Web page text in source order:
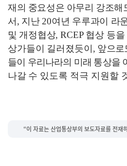
재의 중요성은 아무리 강조해
서 , 지난20여년 우루과이 라
및 개정협상, RCEP 협상 등
상가들이 길러졌듯이 , 앞으로
들이 우리나라의 미래 통상을
나갈 수 있도록 적극 지원할
“이 자료는 산업통상부의 보도자료를 전재